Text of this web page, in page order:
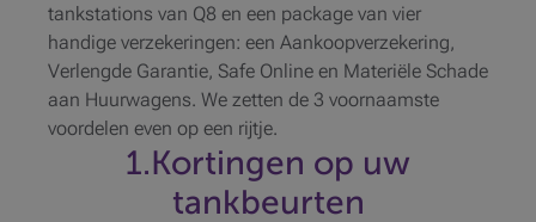
tankstations van Q8 en een package van vier
handige verzekeringen: een Aankoopverzekering,
Verlengde Garantie, Safe Online en Materiële Schade
aan Huurwagens. We zetten de 3 voornaamste
voordelen even op een rijtje.
1.Kortingen op uw
tankbeurten